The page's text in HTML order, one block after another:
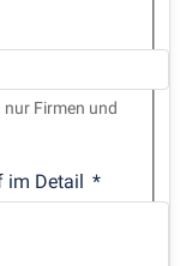
Firmen und
im Detail